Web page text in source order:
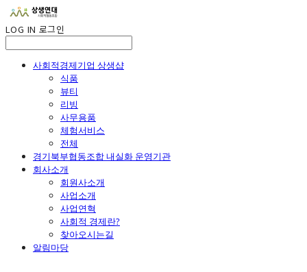
LOG IN 로그인
사회적경제기업 상생샵
식품
뷰티
리빙
사무용품
체험서비스
전체
경기북부협동조합 내실화 운영기관
회사소개
회원사소개
사업소개
사업연혁
사회적 경제란?
찾아오시는길
알림마당